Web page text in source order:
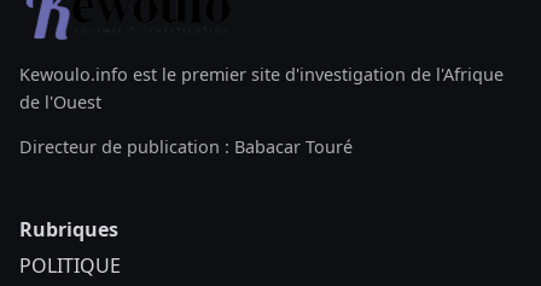
Kewoulo.info est le premier site d'investigation de l'Afrique
de l'Ouest
Directeur de publication : Babacar Touré
Rubriques
POLITIQUE